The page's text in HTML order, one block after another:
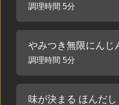
調理時間 5分
やみつき無限にんじ
調理時間 5分
味が決まる ほんだ